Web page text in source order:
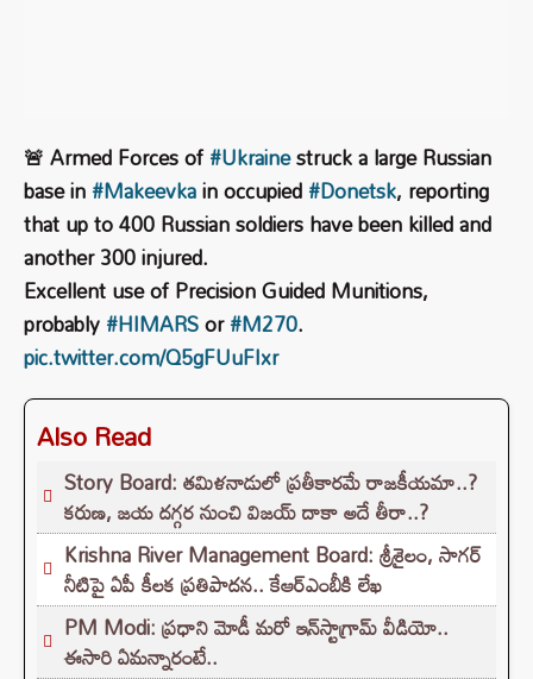
🚨 Armed Forces of#Ukrainestruck a large Russian
base in#Makeevkain occupied#Donetsk, reporting
that up to 400 Russian soldiers have been killed and
another 300 injured.
Excellent use of Precision Guided Munitions,
probably#HIMARSor#M270.
pic.twitter.com/Q5gFUuFIxr
Also Read
Story Board: తమిళనాడులో ప్రతీకారమే రాజకీయమా..?
కరుణ, జయ దగ్గర నుంచి విజయ్ దాకా అదే తీరా..?
Krishna River Management Board: శ్రీశైలం, సాగర్
నీటిపై ఏపీ కీలక ప్రతిపాదన.. కేఆర్ఎంబీకి లేఖ
PM Modi: ప్రధాని మోడీ మరో ఇన్‌స్టాగ్రామ్ వీడియో..
ఈసారి ఏమన్నారంటే..